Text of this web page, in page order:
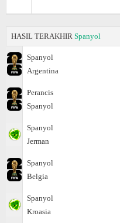
HASIL TERAKHIR Spanyol
Spanyol
Argentina
Perancis
Spanyol
Spanyol
Jerman
Spanyol
Belgia
Spanyol
Kroasia